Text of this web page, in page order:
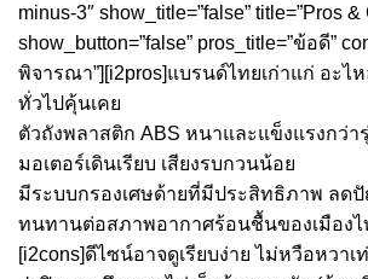
minus-3″ show_title=”false” title=”Pros &
show_button=”false” pros_title=”ข้อดี”
พิจารณา”][i2pros]แบรนด์ไทยเก่าแก่ อะไ
ทั่วไปคุ้นเคย
ตัวถังพลาสติก ABS หนาและแข็งแรงกว่า
มอเตอร์เดินเรียบ เสียงรบกวนน้อย
มีระบบกรองเศษด้ายที่มีประสิทธิภาพ ลด
ทนทานต่อสภาพอากาศร้อนชื้นของเมืองไ
[i2cons]ดีไซน์อาจดูเรียบง่าย ไม่หวือหวา